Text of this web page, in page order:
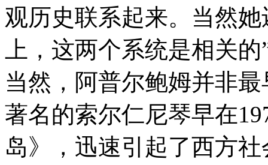
观历史联系起来。当然
上，这两个系统是相关的
当然，阿普尔鲍姆并非
著名的索尔仁尼琴早在
岛》，迅速引起了西方